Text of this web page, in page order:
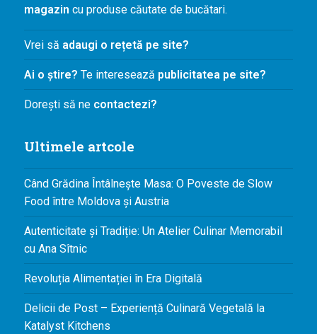
magazin cu produse căutate de bucătari.
Vrei să adaugi o rețetă pe site?
Ai o știre? Te interesează publicitatea pe site?
Dorești să necontactezi?
Ultimele artcole
Când Grădina Întâlnește Masa: O Poveste de Slow
Food între Moldova și Austria
Autenticitate și Tradiție: Un Atelier Culinar Memorabil
cu Ana Sîtnic
Revoluția Alimentației în Era Digitală
Delicii de Post – Experiență Culinară Vegetală la
Katalyst Kitchens